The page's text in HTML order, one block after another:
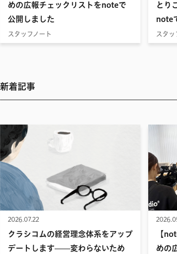
めの広報チェックリストをnoteで
公開しました
スタッフノート
とり
note
スタッ
新着記事
2026.07.22
クラシコムの経営理念体系をアップ
デートします——変わらないため
【
めの